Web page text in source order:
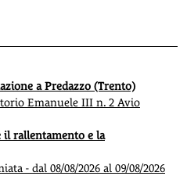
a Predazzo (Trento)
Emanuele III n. 2 Avio
il rallentamento e la
- dal 08/08/2026 al 09/08/2026